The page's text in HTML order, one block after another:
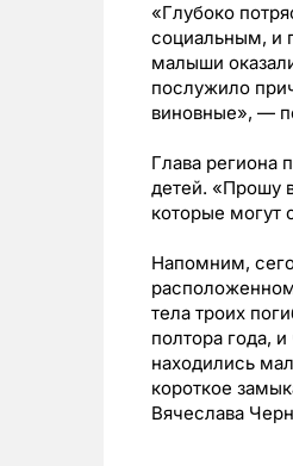
«Глубоко
социальным, и
малыши
послужило
виновные», —
Глава региона
детей. «Прошу
которые могут
Напомним,
тела троих
полтора года,
находились
короткое
Вячеслава